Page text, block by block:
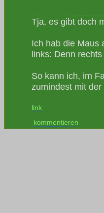
Tja, es gibt doch
Ich hab die Maus
links: Denn
So kann ich, im
zumindest mit
link
kommentieren